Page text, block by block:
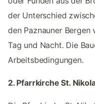
der Unterschied
den Paznauner
Tag und Nacht. Die
Arbeitsbedingungen.
2. Pfarrkirche St.